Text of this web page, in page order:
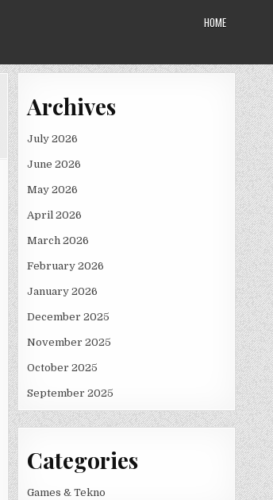
HOME
Archives
July 2026
June 2026
May 2026
April 2026
March 2026
February 2026
January 2026
December 2025
November 2025
October 2025
September 2025
Categories
Games & Tekno